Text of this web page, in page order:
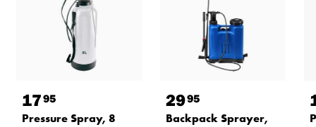
1795
Pressure Spray, 8
2995
Backpack Sprayer,